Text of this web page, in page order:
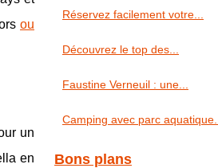
ou
un
en
Réservez facilement votre...
Découvrez le top des...
Faustine Verneuil : une...
Camping avec parc aquatique...
Bons plans